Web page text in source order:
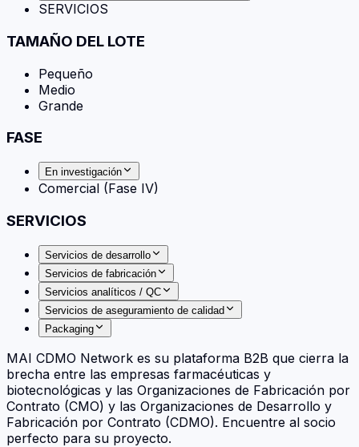
SERVICIOS
TAMAÑO DEL LOTE
Pequeño
Medio
Grande
FASE
En investigación
Comercial (Fase IV)
SERVICIOS
Servicios de desarrollo
Servicios de fabricación
Servicios analíticos / QC
Servicios de aseguramiento de calidad
Packaging
MAI CDMO Network es su plataforma B2B que cierra la
brecha entre las empresas farmacéuticas y
biotecnológicas y las Organizaciones de Fabricación por
Contrato (CMO) y las Organizaciones de Desarrollo y
Fabricación por Contrato (CDMO). Encuentre al socio
perfecto para su proyecto.